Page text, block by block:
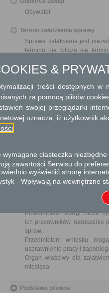
Obywatel
Termin załatwienia sprawy
Sprawa załatwiana jest
terminu nie wlicza się
od organu).
Informacja
Dodatkowe
Tryb odwoławczy
Brak
Przedmiotem skargi może
ich pracowników, naruszenie
spraw.
Przedmiotem wniosku
usprawnienie pracy i
Organ właściwy dla
miesiąca.
Podstawa prawna
&
treści dostępnych w
za pomocą plików
swojej przeglądarki
oznacza, iż użytkownik
ciasteczka
zawartości Serwisu do
wyświetlić stronę
- Wpływają na wewnętrzne